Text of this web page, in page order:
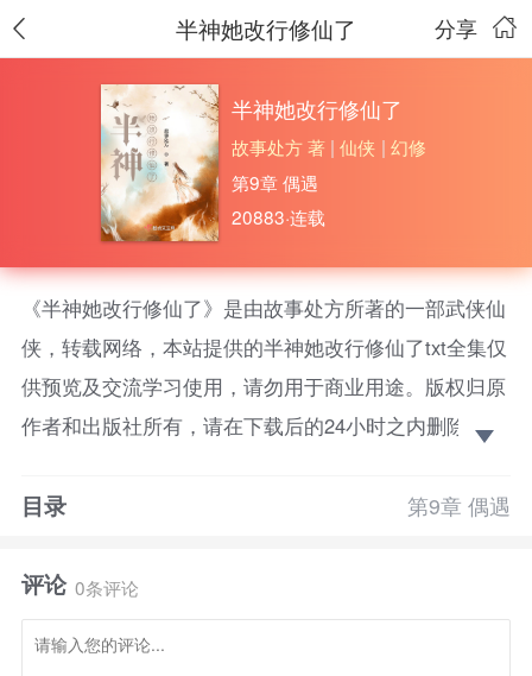
分享
半神她改行修仙了
半神她改行修仙了
故事处方 著 |仙侠 | 幻修
第9章 偶遇
20883·连载
《半神她改行修仙了》是由故事处方所著的一部武侠仙
侠，转载网络，本站提供的半神她改行修仙了txt全集仅
供预览及交流学习使用，请勿用于商业用途。版权归原
作者和出版社所有，请在下载后的24小时之内删除，如
只会勤奋地锻炼身体。也是这一年，艾雨找到了四十亿
天地法则尽收眼底，道法万千无出其右。神瞳想在她
的眼眶寻个住处，艾雨想借它的本事走上仙路。
目录 第9章 偶遇
评论 0条评论